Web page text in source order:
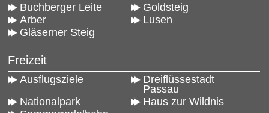
Buchberger Leite
Goldsteig
Arber
Lusen
Gläserner Steig
Freizeit
Ausflugsziele
Dreiflüssestadt
Passau
Nationalpark
Haus zur Wildnis